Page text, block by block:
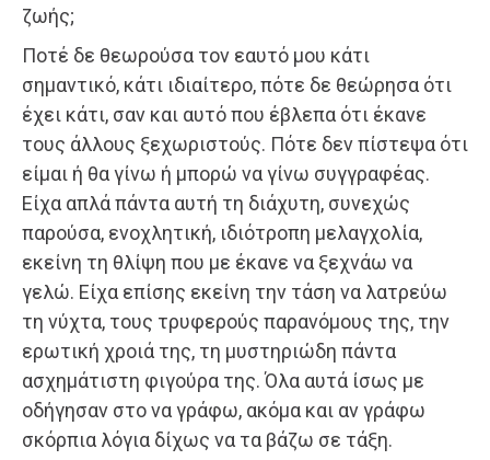
ζωής;
Ποτέ δε θεωρούσα τον εαυτό μου κάτι
σημαντικό, κάτι ιδιαίτερο, πότε δε θεώρησα ότι
έχει κάτι, σαν και αυτό που έβλεπα ότι έκανε
τους άλλους ξεχωριστούς. Πότε δεν πίστεψα ότι
είμαι ή θα γίνω ή μπορώ να γίνω συγγραφέας.
Είχα απλά πάντα αυτή τη διάχυτη, συνεχώς
παρούσα, ενοχλητική, ιδιότροπη μελαγχολία,
εκείνη τη θλίψη που με έκανε να ξεχνάω να
γελώ. Είχα επίσης εκείνη την τάση να λατρεύω
τη νύχτα, τους τρυφερούς παρανόμους της, την
ερωτική χροιά της, τη μυστηριώδη πάντα
ασχημάτιστη φιγούρα της. Όλα αυτά ίσως με
οδήγησαν στο να γράφω, ακόμα και αν γράφω
σκόρπια λόγια δίχως να τα βάζω σε τάξη.